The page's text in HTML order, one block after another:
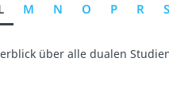
M N O P R S
über alle dualen